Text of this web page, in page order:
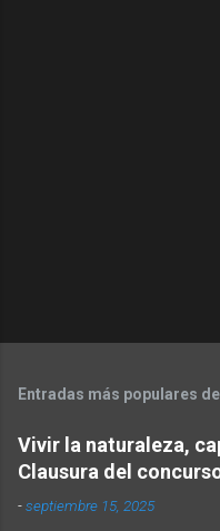
Entradas más populares
Vivir la naturaleza,
Clausura del
-septiembre 15, 2025